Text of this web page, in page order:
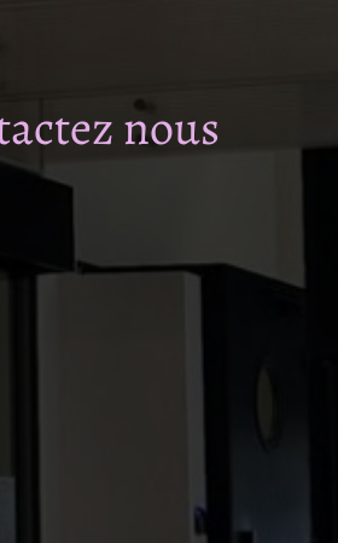
nous